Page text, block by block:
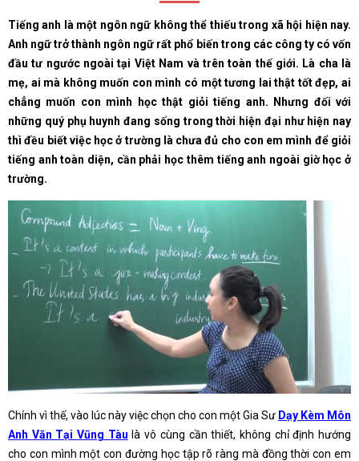
Tiếng anh là một ngôn ngữ không thể thiếu trong xã hội hiện nay.
Anh ngữ trở thành ngôn ngữ rất phổ biến trong các công ty có vốn
đầu tư ngước ngoài tại Việt Nam và trên toàn thế giới. Là cha là
mẹ, ai mà không muốn con mình có một tương lai thật tốt đẹp, ai
chẳng muốn con mình học thật giỏi tiếng anh. Nhưng đối với
những quý phụ huynh đang sống trong thời hiện đại như hiện nay
thì đều biết việc học ở trường là chưa đủ cho con em mình để giỏi
tiếng anh toàn diện, cần phải học thêm tiếng anh ngoài giờ học ở
trường.
Chính vì thế, vào lúc này việc chọn cho con một Gia Sư Dạy Kèm Môn
Anh Văn Tại Vũng Tàu là vô cùng cần thiết, không chỉ định hướng
cho con mình một con đường học tập rõ ràng mà đồng thời con em